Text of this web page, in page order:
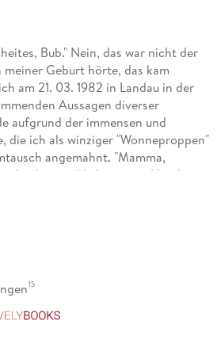
Bub." Nein, das war nicht der
Geburt hörte, das kam
am 21. 03. 1982 in Landau in der
Aussagen diverser
aufgrund der immensen und
die ich als winziger "Wonneproppen"
angemahnt. "Mamma,
und lieber einen Hund
verrate ich hier keine weiteren
bleibt dann nichts mehr für
de nachlesen.
15